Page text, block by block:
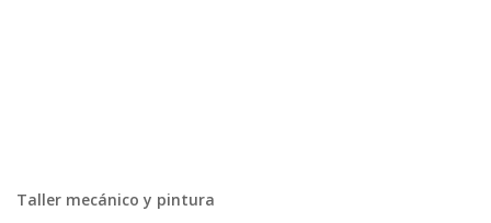
Taller mecánico y pintura